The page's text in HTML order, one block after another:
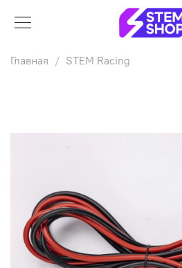
Главная STEM Racing